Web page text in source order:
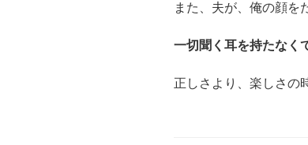
また、夫が、俺の顔を
一切聞く耳を持たなく
正しさより、楽しさの